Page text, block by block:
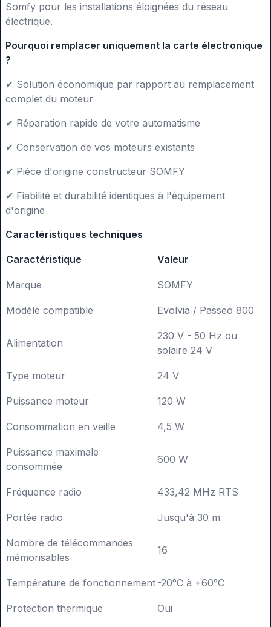
Somfy pour les installations éloignées du réseau
électrique.
Pourquoi remplacer uniquement la carte électronique
?
✔ Solution économique par rapport au remplacement
complet du moteur
✔ Réparation rapide de votre automatisme
✔ Conservation de vos moteurs existants
✔ Pièce d'origine constructeur SOMFY
✔ Fiabilité et durabilité identiques à l'équipement
d'origine
Caractéristiques techniques
Caractéristique Valeur
Marque SOMFY
Modèle compatible Evolvia / Passeo 800
Alimentation
230 V - 50 Hz ou
solaire 24 V
Type moteur 24 V
Puissance moteur 120 W
Consommation en veille 4,5 W
Puissance maximale
consommée
600 W
Fréquence radio 433,42 MHz RTS
Portée radio Jusqu'à 30 m
Nombre de télécommandes
mémorisables
16
Température de fonctionnement -20°C à +60°C
Protection thermique Oui